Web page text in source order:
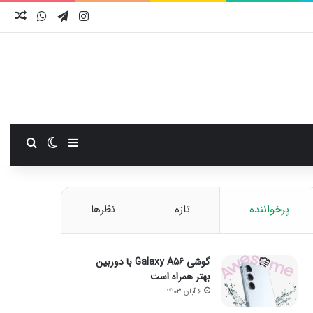
اینستاگرام
تلگرام واتس
سایدبارتغییر
پرخواننده تازه نظرها
گوشی Galaxy A56 با دوربین
بهتر همراه است
6 آبان 1403